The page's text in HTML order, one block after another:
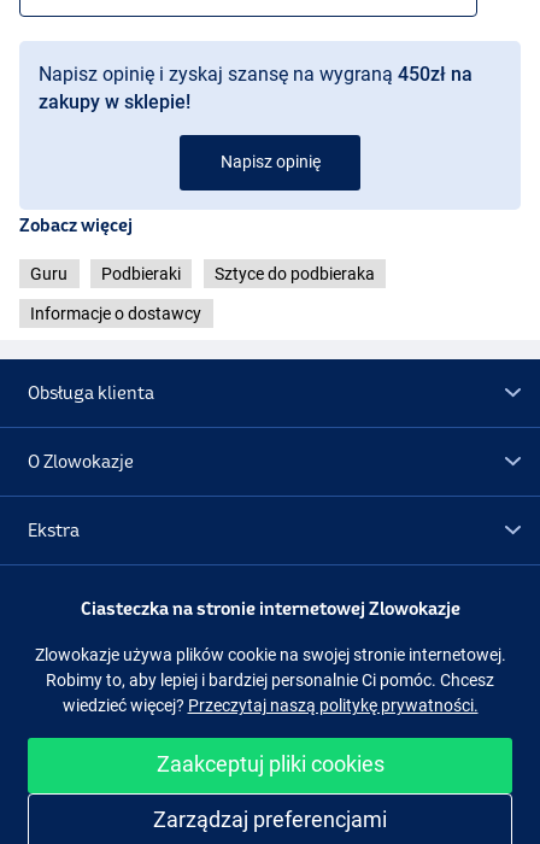
Napisz opinię i zyskaj szansę na wygraną 450zł na
zakupy w sklepie!
Napisz opinię
Zobacz więcej
Guru Podbieraki Sztyce do podbieraka
Informacje o dostawcy
Obsługa klienta
O Zlowokazje
Ekstra
Promocje
Obserwuj nas Facebook Instagram
Ciasteczka na stronie internetowej Zlowokazje
Zlowokazje używa plików cookie na swojej stronie internetowej.
Robimy to, aby lepiej i bardziej personalnie Ci pomóc. Chcesz
wiedzieć więcej? Przeczytaj naszą politykę prywatności.
Zaakceptuj pliki cookies
Zarządzaj preferencjami